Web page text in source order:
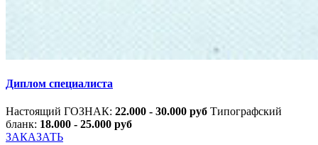
Диплом специалиста
Настоящий ГОЗНАК: 22.000 - 30.000 руб Типографский
бланк: 18.000 - 25.000 руб
ЗАКАЗАТЬ